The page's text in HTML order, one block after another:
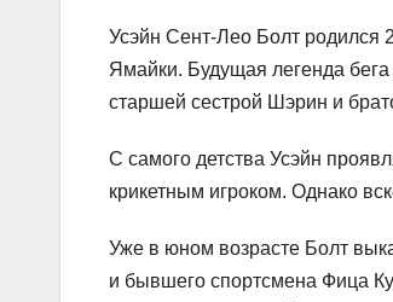
Усэйн Сент-Лео Болт родился
Ямайки. Будущая легенда
старшей сестрой Шэрин и
С самого детства Усэйн
крикетным игроком. Однако
Уже в юном возрасте Болт
и бывшего спортсмена Фица